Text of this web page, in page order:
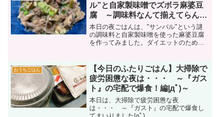
ル”と自家製味噌でズボラ麻婆豆
腐 ～調味料なんて揃えてらんね
ｪ(ﾟдﾟ)～
本日の夜ごはんは、"サンバル"という謎
の調味料と自家製味噌を使った麻婆豆腐
を作ってみました。ダイエットのため、
婆豆腐に仕上げました♪
おうちごはん
【今日のふたりごはん】大掃除で
疲労困憊な夜は・・・ ～『ガス
ト』の宅配で爆食！編|дﾟ)～
本日は、大掃除で疲労困憊な夜
は・・・ ～『ガスト』の宅配で爆食し